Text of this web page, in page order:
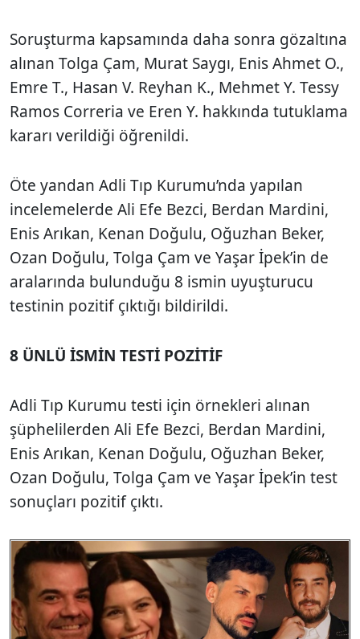
Soruşturma kapsamında daha sonra gözaltına
alınan Tolga Çam, Murat Saygı, Enis Ahmet O.,
Emre T., Hasan V. Reyhan K., Mehmet Y. Tessy
Ramos Correria ve Eren Y. hakkında tutuklama
kararı verildiği öğrenildi.
Öte yandan Adli Tıp Kurumu’nda yapılan
incelemelerde Ali Efe Bezci, Berdan Mardini,
Enis Arıkan, Kenan Doğulu, Oğuzhan Beker,
Ozan Doğulu, Tolga Çam ve Yaşar İpek’in de
aralarında bulunduğu 8 ismin uyuşturucu
testinin pozitif çıktığı bildirildi.
8 ÜNLÜ İSMİN TESTİ POZİTİF
Adli Tıp Kurumu testi için örnekleri alınan
şüphelilerden Ali Efe Bezci, Berdan Mardini,
Enis Arıkan, Kenan Doğulu, Oğuzhan Beker,
Ozan Doğulu, Tolga Çam ve Yaşar İpek’in test
sonuçları pozitif çıktı.